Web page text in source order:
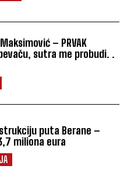
– PRVAK
sutra me probudi. .
puta Berane –
miliona eura